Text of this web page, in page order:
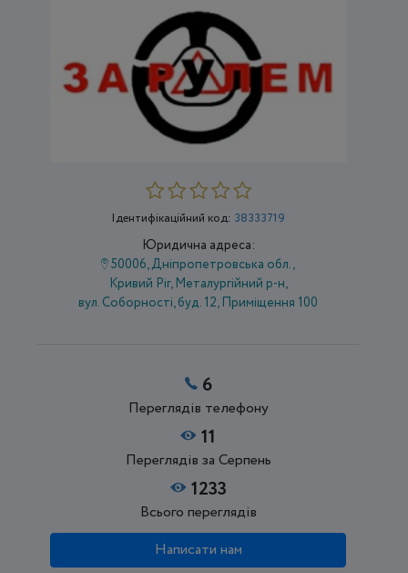
Ідентифікаційний код: 38333719
Юридична адреса:
50006, Дніпропетровська обл.,
Кривий Ріг, Металургійний р-н,
вул. Соборності, буд. 12, Приміщення 100
6
Переглядів телефону
11
Переглядів за Серпень
1233
Всього переглядів
Написати нам